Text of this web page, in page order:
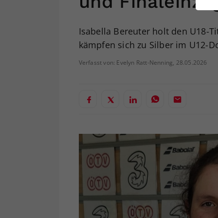
Isabella Bereuter holt den U18-
kämpfen sich zu Silber im U12-
Verfasst von: Evelyn Ratt-Nenning, 28.05.2026